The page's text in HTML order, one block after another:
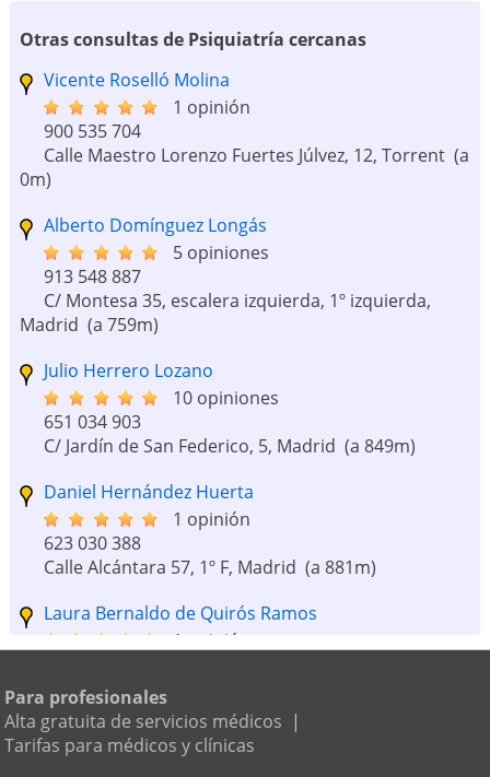
Otras consultas de Psiquiatría cercanas
Vicente Roselló Molina
1 opinión
900 535 704
Calle Maestro Lorenzo Fuertes Júlvez, 12, Torrent(a
0m)
Alberto Domínguez Longás
5 opiniones
913 548 887
C/ Montesa 35, escalera izquierda, 1º izquierda,
Madrid (a 759m)
Julio Herrero Lozano
10 opiniones
651 034 903
C/ Jardín de San Federico, 5, Madrid (a 849m)
Daniel Hernández Huerta
1 opinión
623 030 388
Calle Alcántara 57, 1º F, Madrid (a 881m)
Laura Bernaldo de Quirós Ramos
1 opinión
Madrid Capital, Madrid
Antonio Blázquez Blanco
16 opiniones
Para profesionales
Alta gratuita de servicios médicos |
Tarifas para médicos y clínicas